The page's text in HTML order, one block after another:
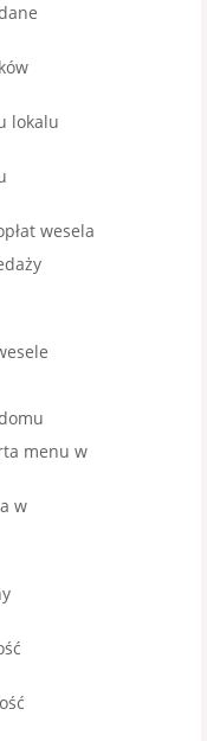
lokalu
wesela
menu w
w